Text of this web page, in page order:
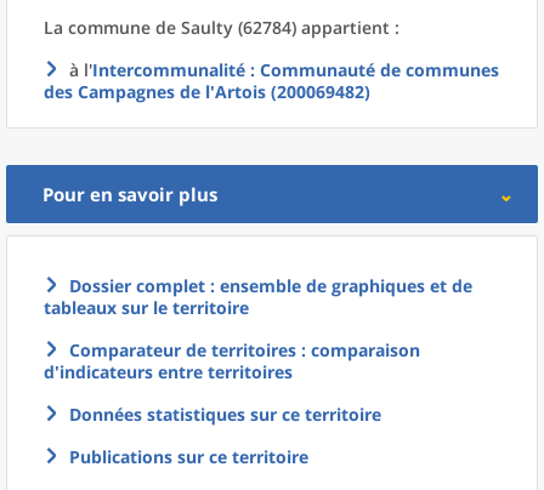
La commune de Saulty (62784) appartient :
à l'Intercommunalité : Communauté de communes
des Campagnes de l'Artois (200069482)
Pour en savoir plus
Dossier complet : ensemble de graphiques et de
tableaux sur le territoire
Comparateur de territoires : comparaison
d'indicateurs entre territoires
Données statistiques sur ce territoire
Publications sur ce territoire